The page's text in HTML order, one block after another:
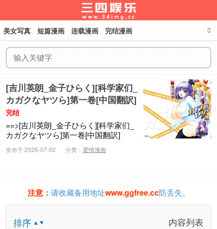
美女写真 短篇漫画 连载漫画 完结漫画
[吉川英朗_金子ひらく][科学家们_
カガクなヤツら]第一卷[中国翻訳]
完结
==>[吉川英朗_金子ひらく][科学家们_
カガクなヤツら]第一卷[中国翻訳]
发布于:2026-07-02 分类： 爱情漫画
注意： 请收藏备用地址www.ggfree.cc防丢失。
排序 ▲▼ 内容列表